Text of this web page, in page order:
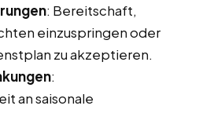
: Bereitschaft,
einzuspringen oder
zu akzeptieren.
:
an saisonale